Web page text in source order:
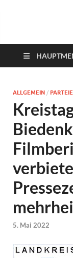
das
ALLGEMEIN /
5. Mai 2022